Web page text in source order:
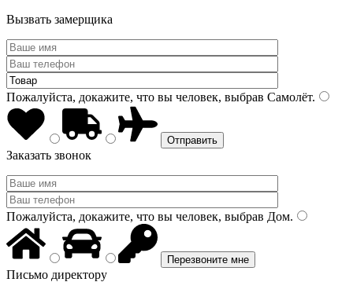
Вызвать замерщика
Пожалуйста, докажите, что вы человек, выбрав Самолёт.
Заказать звонок
Пожалуйста, докажите, что вы человек, выбрав Дом.
Письмо директору